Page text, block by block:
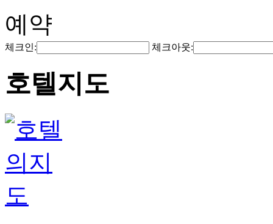
예약
체크인: 체크아웃:
호텔지도